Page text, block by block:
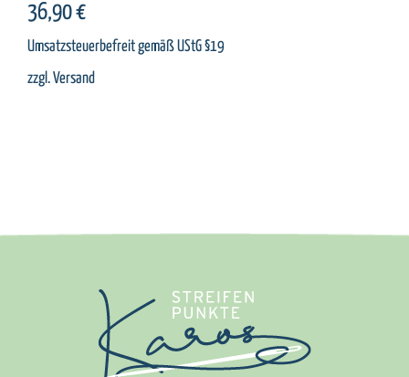
36,90€
Umsatzsteuerbefreit gemäß UStG §19
zzgl.Versand